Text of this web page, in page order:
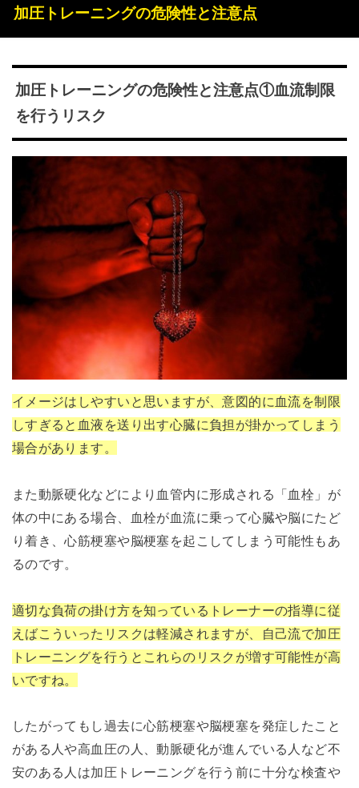
加圧トレーニングの危険性と注意点
加圧トレーニングの危険性と注意点①血流制限
を行うリスク
イメージはしやすいと思いますが、意図的に血流を制限
しすぎると血液を送り出す心臓に負担が掛かってしまう
場合があります。
また動脈硬化などにより血管内に形成される「血栓」が
体の中にある場合、血栓が血流に乗って心臓や脳にたど
り着き、心筋梗塞や脳梗塞を起こしてしまう可能性もあ
るのです。
適切な負荷の掛け方を知っているトレーナーの指導に従
えばこういったリスクは軽減されますが、自己流で加圧
トレーニングを行うとこれらのリスクが増す可能性が高
いですね。
したがってもし過去に心筋梗塞や脳梗塞を発症したこと
がある人や高血圧の人、動脈硬化が進んでいる人など不
安のある人は加圧トレーニングを行う前に十分な検査や